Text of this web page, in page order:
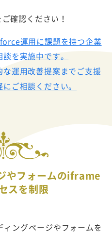
ご確認ください！
運用に課題を持つ企業
を実施中です。
運用改善提案までご支援
ご相談ください。
やフォームのiframe
スを制限
ングページやフォームを